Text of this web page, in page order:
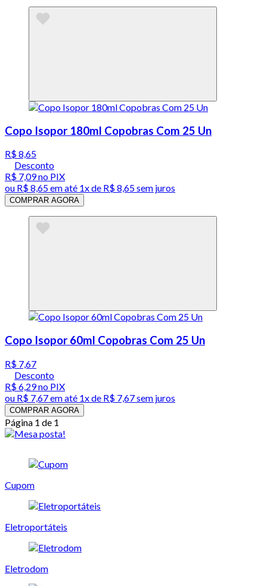
Copo Isopor 180ml Copobras Com 25 Un
R$ 8,65
Desconto
R$ 7,09no PIX
ou R$ 8,65em até 1x de R$ 8,65sem juros
COMPRAR AGORA
Copo Isopor 60ml Copobras Com 25 Un
R$ 7,67
Desconto
R$ 6,29no PIX
ou R$ 7,67em até 1x de R$ 7,67sem juros
COMPRAR AGORA
Página 1 de 1
Cupom
Eletroportáteis
Eletrodom